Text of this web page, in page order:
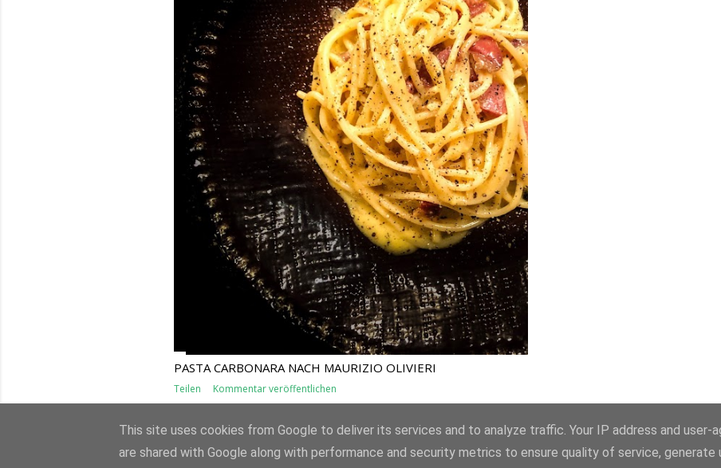
PASTA CARBONARA NACH MAURIZIO OLIVIERI
Teilen Kommentar veröffentlichen
This site uses cookies from Google to deliver its services and to analyze traffic. Your IP address and user-
are shared with Google along with performance and security metrics to ensure quality of service, generate